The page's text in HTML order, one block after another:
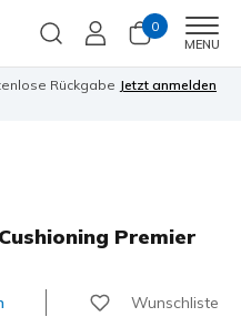
0
MENU
Rückgabe Jetzt anmelden
Premier
Wunschliste